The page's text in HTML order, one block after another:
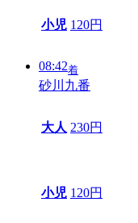
小児 120円
08:42着
砂川九番
大人 230円
小児 120円